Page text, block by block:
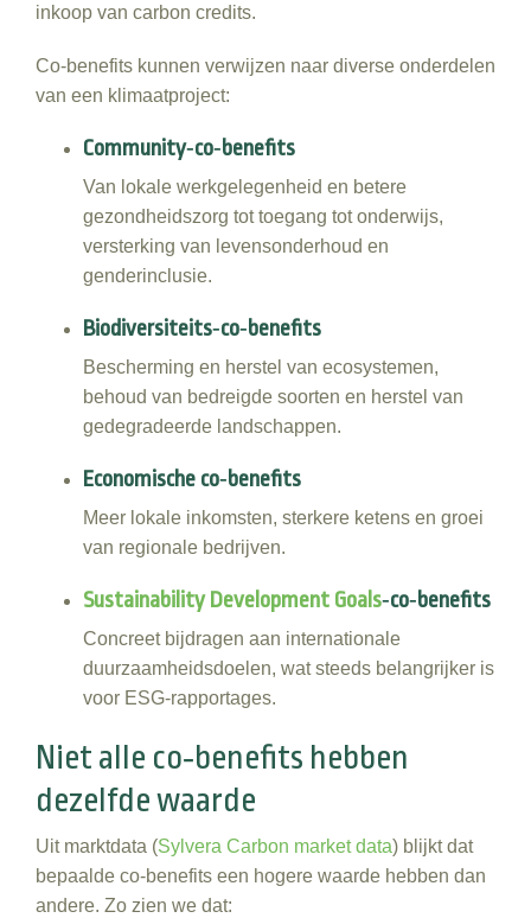
inkoop van carbon credits.
Co‑benefits kunnen verwijzen naar diverse onderdelen
van een klimaatproject:
Community‑co‑benefits
Van lokale werkgelegenheid en betere
gezondheidszorg tot toegang tot onderwijs,
versterking van levensonderhoud en
genderinclusie.
Biodiversiteits‑co‑benefits
Bescherming en herstel van ecosystemen,
behoud van bedreigde soorten en herstel van
gedegradeerde landschappen.
Economische co‑benefits
Meer lokale inkomsten, sterkere ketens en groei
van regionale bedrijven.
Sustainability Development Goals‑co‑benefits
Concreet bijdragen aan internationale
duurzaamheidsdoelen, wat steeds belangrijker is
voor ESG‑rapportages.
Niet alle co‑benefits hebben
dezelfde waarde
Uit marktdata (Sylvera Carbon market data) blijkt dat
bepaalde co‑benefits een hogere waarde hebben dan
andere. Zo zien we dat: